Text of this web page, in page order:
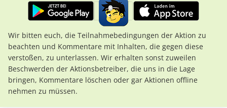
Wir bitten euch, die Teilnahmebedingungen der Aktion zu
beachten und Kommentare mit Inhalten, die gegen diese
verstoßen, zu unterlassen. Wir erhalten sonst zuweilen
Beschwerden der Aktionsbetreiber, die uns in die Lage
bringen, Kommentare löschen oder gar Aktionen offline
nehmen zu müssen.